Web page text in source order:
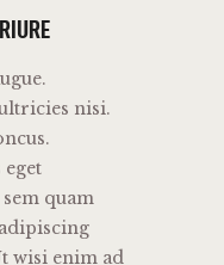
nisi.
eget
quam
wisi enim ad